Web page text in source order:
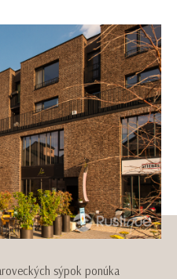
sýpok ponúka